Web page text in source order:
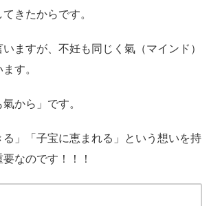
きたからです。
いますが、不妊も同じく氣（マインド）
す。
から」です。
」「子宝に恵まれる」という想いを持
なのです！！！